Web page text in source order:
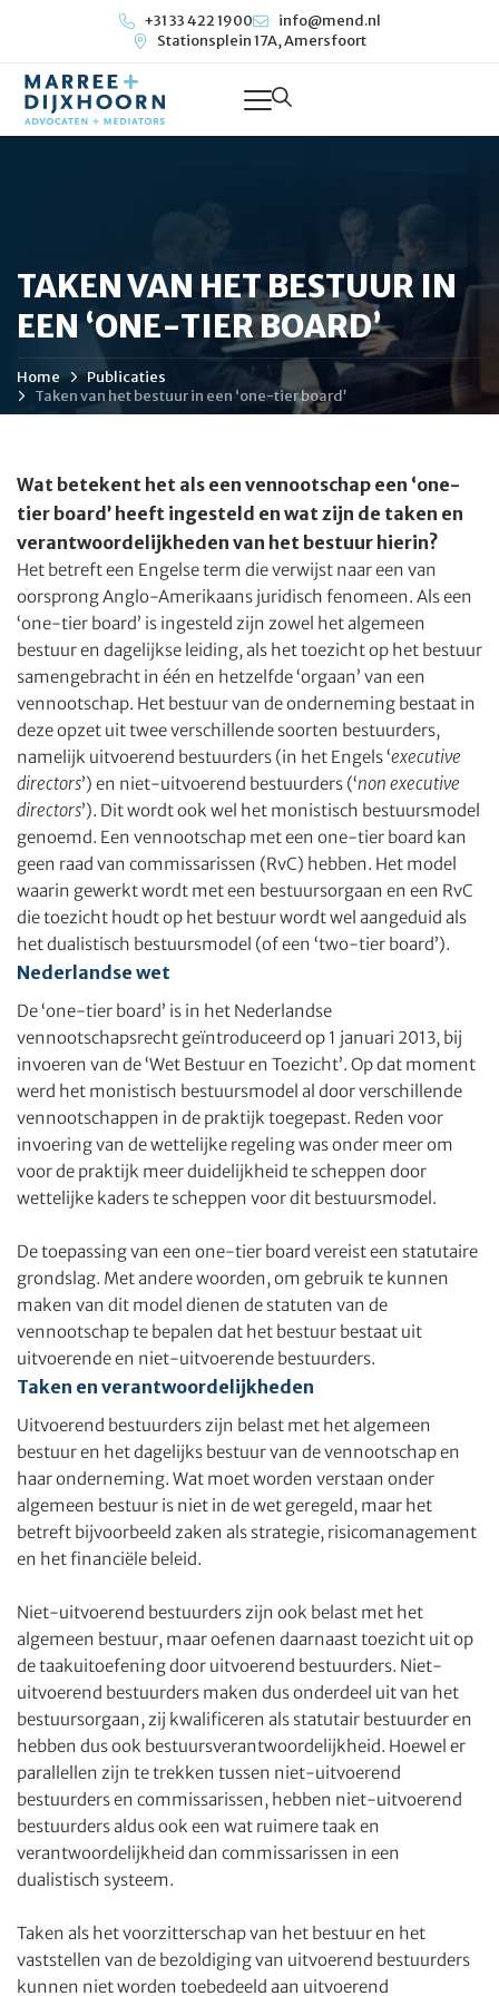
+31 33 422 1900
info@mend.nl
Stationsplein 17A, Amersfoort
TAKEN VAN HET BESTUUR IN
EEN ‘ONE-TIER BOARD’
Home
Publicaties
Taken van het bestuur in een ‘one-tier board’
Wat betekent het als een vennootschap een ‘one-
tier board’ heeft ingesteld en wat zijn de taken en
verantwoordelijkheden van het bestuur hierin?
Het betreft een Engelse term die verwijst naar een van
oorsprong Anglo-Amerikaans juridisch fenomeen. Als een
‘one-tier board’ is ingesteld zijn zowel het algemeen
bestuur en dagelijkse leiding, als het toezicht op het bestuur
samengebracht in één en hetzelfde ‘orgaan’ van een
vennootschap. Het bestuur van de onderneming bestaat in
deze opzet uit twee verschillende soorten bestuurders,
namelijk uitvoerend bestuurders (in het Engels ‘executive
directors’) en niet-uitvoerend bestuurders (‘non executive
directors’). Dit wordt ook wel het monistisch bestuursmodel
genoemd. Een vennootschap met een one-tier board kan
geen raad van commissarissen (RvC) hebben. Het model
waarin gewerkt wordt met een bestuursorgaan en een RvC
die toezicht houdt op het bestuur wordt wel aangeduid als
het dualistisch bestuursmodel (of een ‘two-tier board’).
Nederlandse wet
De ‘one-tier board’ is in het Nederlandse
vennootschapsrecht geïntroduceerd op 1 januari 2013, bij
invoeren van de ‘Wet Bestuur en Toezicht’. Op dat moment
werd het monistisch bestuursmodel al door verschillende
vennootschappen in de praktijk toegepast. Reden voor
invoering van de wettelijke regeling was onder meer om
voor de praktijk meer duidelijkheid te scheppen door
wettelijke kaders te scheppen voor dit bestuursmodel.
De toepassing van een one-tier board vereist een statutaire
grondslag. Met andere woorden, om gebruik te kunnen
maken van dit model dienen de statuten van de
vennootschap te bepalen dat het bestuur bestaat uit
uitvoerende en niet-uitvoerende bestuurders.
Taken en verantwoordelijkheden
Uitvoerend bestuurders zijn belast met het algemeen
bestuur en het dagelijks bestuur van de vennootschap en
haar onderneming. Wat moet worden verstaan onder
algemeen bestuur is niet in de wet geregeld, maar het
betreft bijvoorbeeld zaken als strategie, risicomanagement
en het financiële beleid.
Niet-uitvoerend bestuurders zijn ook belast met het
algemeen bestuur, maar oefenen daarnaast toezicht uit op
de taakuitoefening door uitvoerend bestuurders. Niet-
uitvoerend bestuurders maken dus onderdeel uit van het
bestuursorgaan, zij kwalificeren als statutair bestuurder en
hebben dus ook bestuursverantwoordelijkheid. Hoewel er
parallellen zijn te trekken tussen niet-uitvoerend
bestuurders en commissarissen, hebben niet-uitvoerend
bestuurders aldus ook een wat ruimere taak en
verantwoordelijkheid dan commissarissen in een
dualistisch systeem.
Taken als het voorzitterschap van het bestuur en het
vaststellen van de bezoldiging van uitvoerend bestuurders
kunnen niet worden toebedeeld aan uitvoerend